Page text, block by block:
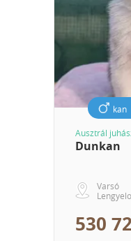
kan
Ausztrál
Dunkan
Varsó
530